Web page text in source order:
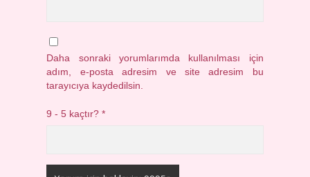
Daha sonraki yorumlarımda kullanılması için
adım, e-posta adresim ve site adresim bu
tarayıcıya kaydedilsin.
9 - 5 kaçtır?*